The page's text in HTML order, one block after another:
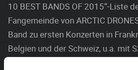
10 BEST BANDS OF 2015“-Liste
Fangemeinde von ARCTIC
Band zu ersten Konzerten in
Belgien und der Schweiz, u.a. mit
TOUNDRA, MUTINY ON THE